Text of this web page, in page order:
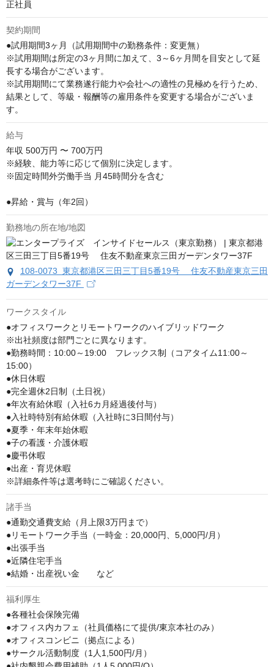
正社員
契約期間
●試用期間3ヶ月（試用期間中の勤務条件：変更無）
※試用期間は所定の3ヶ月間に加えて、3～6ヶ月間を目安として延
長する場合がございます。
※試用期間にて業務遂行能力や会社への適性の見極めを行うため、
結果として、等級・報酬等の雇用条件を変更する場合がございま
す。
給与
年収 500万円 〜 700万円
※経験、能力等に応じて個別に決定します。
※固定時間外労働手当 月45時間分を含む
●昇給・賞与（年2回）
勤務地の所在地/地図
108-0073 東京都港区三田三丁目5番19号 住友不動産東京三田
ガーデンタワー37F
ワークスタイル
●オフィスワークとリモートワークのハイブリッドワーク
※出社頻度は部門ごとに異なります。
●勤務時間：10:00～19:00　フレックス制（コアタイム11:00～
15:00）
●休日休暇
●完全週休2日制（土日祝）
●年次有給休暇（入社6カ月経過後付与）
●入社時特別有給休暇（入社時に3日間付与）
●夏季・年末年始休暇
●子の看護・介護休暇
●慶弔休暇
●出産・育児休暇
※詳細条件等は選考時にご確認ください。
諸手当
●通勤交通費支給（月上限3万円まで）
●リモートワーク手当（一時金：20,000円、5,000円/月）
●出張手当
●近隣住宅手当
●結婚・出産祝い金　　など
福利厚生
●各種社会保険完備
●オフィス内カフェ（社員価格にて提供/東京本社のみ）
●オフィスコンビニ（拠点による）
●サークル活動制度（1人1,500円/月）